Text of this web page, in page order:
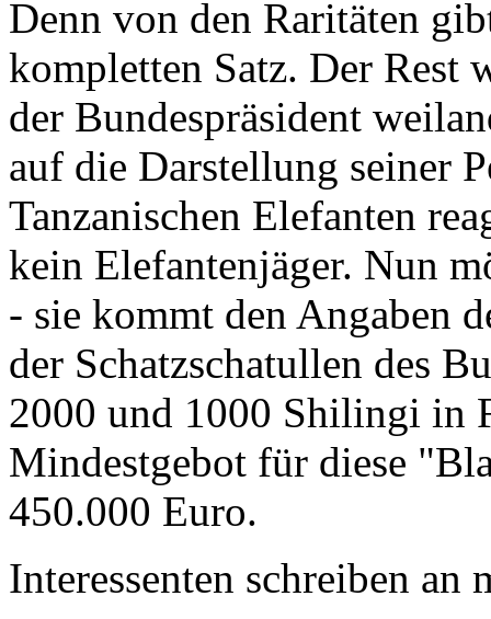
Denn von den Raritäten
kompletten Satz. Der Rest
der Bundespräsident
auf die Darstellung seiner
Tanzanischen Elefanten
kein Elefantenjäger. Nun
- sie kommt den Angaben
der Schatzschatullen des
2000 und 1000 Shilingi in
Mindestgebot für diese
450.000 Euro.
Interessenten schreiben